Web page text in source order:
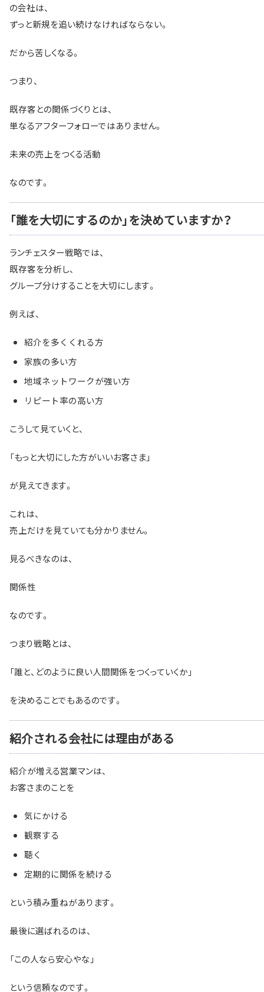
の会社は、
ずっと新規を追い続けなければならない。
だから苦しくなる。
つまり、
既存客との関係づくりとは、
単なるアフターフォローではありません。
未来の売上をつくる活動
なのです。
「誰を大切にするのか」を決めていますか？
ランチェスター戦略では、
既存客を分析し、
グループ分けすることを大切にします。
例えば、
紹介を多くくれる方
家族の多い方
地域ネットワークが強い方
リピート率の高い方
こうして見ていくと、
「もっと大切にした方がいいお客さま」
が見えてきます。
これは、
売上だけを見ていても分かりません。
見るべきなのは、
関係性
なのです。
つまり戦略とは、
「誰と、どのように良い人間関係をつくっていくか」
を決めることでもあるのです。
紹介される会社には理由がある
紹介が増える営業マンは、
お客さまのことを
気にかける
観察する
聴く
定期的に関係を続ける
という積み重ねがあります。
最後に選ばれるのは、
「この人なら安心やな」
という信頼なのです。